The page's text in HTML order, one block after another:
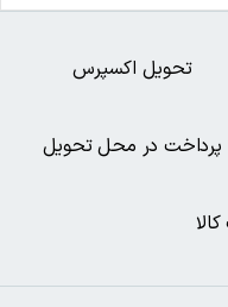
پرداخت در محل تحویل
تحویل اکسپرس